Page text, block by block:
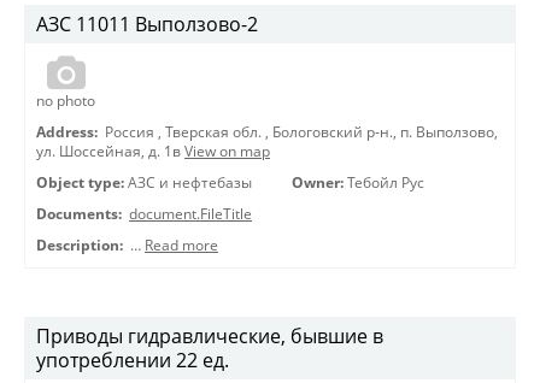
АЗС 11011 Выползово-2
no photo
Address: Россия , Тверская обл. , Бологовский р-н., п. Выползово,
ул. Шоссейная, д. 1в View on map
Object type: АЗС и нефтебазы Owner: Тебойл Рус
Documents: document.FileTitle
Description: … Read more
Приводы гидравлические, бывшие в
употреблении 22 ед.